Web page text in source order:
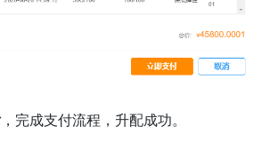
，完成支付流程，升配成功。